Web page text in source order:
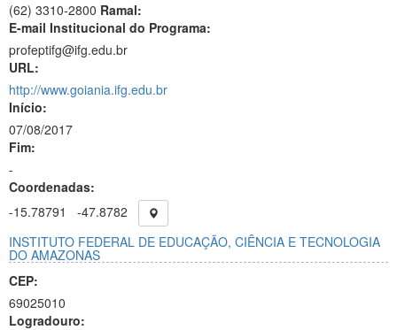
(62) 3310-2800 Ramal:
E-mail Institucional do Programa:
profeptifg@ifg.edu.br
URL:
http://www.goiania.ifg.edu.br
Início:
07/08/2017
Fim:
-
Coordenadas:
-15.78791
-47.8782
INSTITUTO FEDERAL DE EDUCAÇÃO, CIÊNCIA E TECNOLOGIA
DO AMAZONAS
CEP:
69025010
Logradouro: